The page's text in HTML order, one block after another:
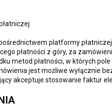
platformy
płatności z góry, za
metod płatności, w których
jest możliwe wyłącznie
akceptuje stosowanie faktur